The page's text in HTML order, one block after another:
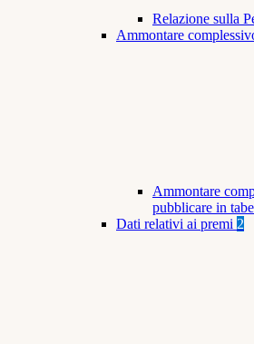
Relazione sulla
Ammontare
Ammontare
pubblicare in
Dati relativi ai premi 2